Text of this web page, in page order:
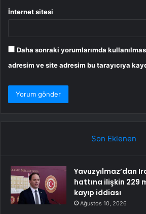
İnternet sitesi
Daha sonraki yorumlarımda
adresim ve site adresim bu tarayıcıya
Son Eklenen
Yavuzyılmaz’dan
hattına ilişkin 229
kayıp iddiası
Ağustos 10, 2026